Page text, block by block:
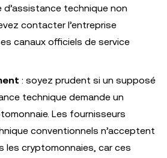
d’assistance technique non
contacter l’entreprise
canaux officiels de service
: soyez prudent si un supposé
technique demande un
Les fournisseurs
conventionnels n’acceptent
les cryptomonnaies, car ces